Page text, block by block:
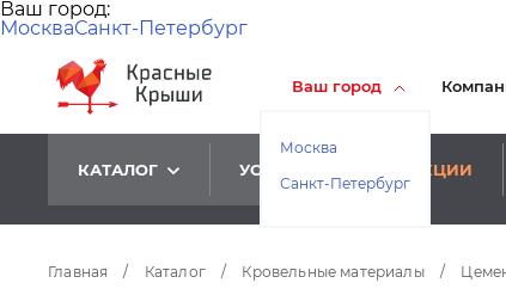
Ваш город:
МоскваСанкт-Петербург
Ваш город
Москва
Санкт-Петербург
КАТАЛОГ УСЛУГИ АКЦИИ
Главная / Каталог / Кровельные материалы /